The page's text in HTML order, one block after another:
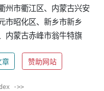
州市衢江区、内蒙古兴安
市昭化区、新乡市新乡
内蒙古赤峰市翁牛特旗
章 赞助网站
·>>